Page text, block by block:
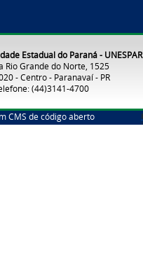
Estadual do Paraná - UNESPAR
Rio Grande do Norte, 1525
- Centro - Paranavaí - PR
(44)3141-4700
CMS de código aberto